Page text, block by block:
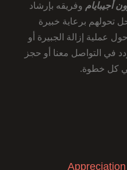
أجيبايام وفريقه بإرشاد
تحولهم برعاية خبيرة
عملية إزالة الجبيرة أو
في التواصل معنا أو حجز
كل خطوة.